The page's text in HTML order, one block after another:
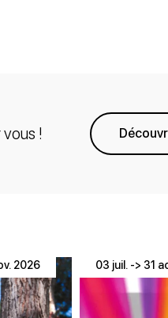
!
2026 03 juil. -> 31